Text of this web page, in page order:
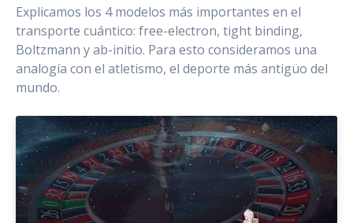
Explicamos los 4 modelos más importantes en el
transporte cuántico: free-electron, tight binding,
Boltzmann y ab-initio. Para esto consideramos una
analogía con el atletismo, el deporte más antigüo del
mundo.